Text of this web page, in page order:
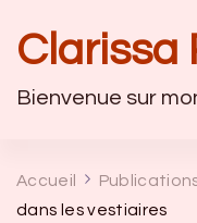
Clarissa
Bienvenue sur
Accueil
dans les vestiaires